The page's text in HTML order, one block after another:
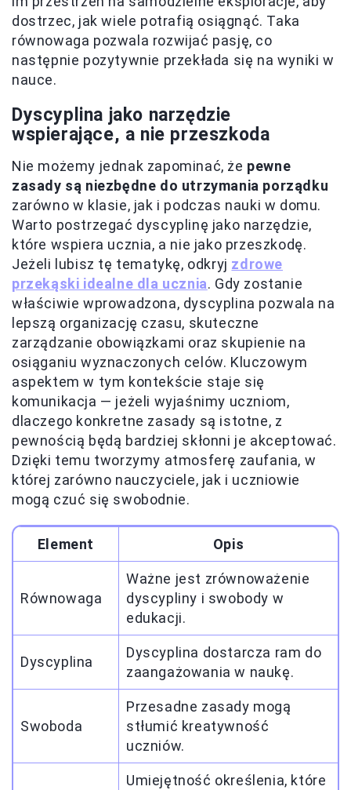
dostrzec, jak wiele potrafią osiągnąć. Taka
równowaga pozwala rozwijać pasję, co
następnie pozytywnie przekłada się na wyniki w
nauce.
Dyscyplina jako narzędzie
wspierające, a nie przeszkoda
Nie możemy jednak zapominać, że pewne
zasady są niezbędne do utrzymania porządku
zarówno w klasie, jak i podczas nauki w domu.
Warto postrzegać dyscyplinę jako narzędzie,
które wspiera ucznia, a nie jako przeszkodę.
Jeżeli lubisz tę tematykę, odkryj zdrowe
przekąski idealne dla ucznia. Gdy zostanie
właściwie wprowadzona, dyscyplina pozwala na
lepszą organizację czasu, skuteczne
zarządzanie obowiązkami oraz skupienie na
osiąganiu wyznaczonych celów. Kluczowym
aspektem w tym kontekście staje się
komunikacja — jeżeli wyjaśnimy uczniom,
dlaczego konkretne zasady są istotne, z
pewnością będą bardziej skłonni je akceptować.
Dzięki temu tworzymy atmosferę zaufania, w
której zarówno nauczyciele, jak i uczniowie
mogą czuć się swobodnie.
Element Opis
Równowaga
Ważne jest zrównoważenie
dyscypliny i swobody w
edukacji.
Dyscyplina
Dyscyplina dostarcza ram do
zaangażowania w naukę.
Swoboda
Przesadne zasady mogą
stłumić kreatywność
uczniów.
Umiejętność określenia, które